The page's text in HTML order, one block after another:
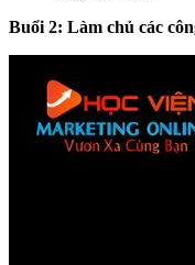
Buổi 2: Làm chủ các